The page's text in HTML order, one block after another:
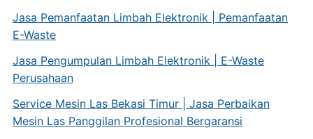
Jasa Pemanfaatan Limbah Elektronik | Pemanfaatan
E-Waste
Jasa Pengumpulan Limbah Elektronik | E-Waste
Perusahaan
Service Mesin Las Bekasi Timur | Jasa Perbaikan
Mesin Las Panggilan Profesional Bergaransi